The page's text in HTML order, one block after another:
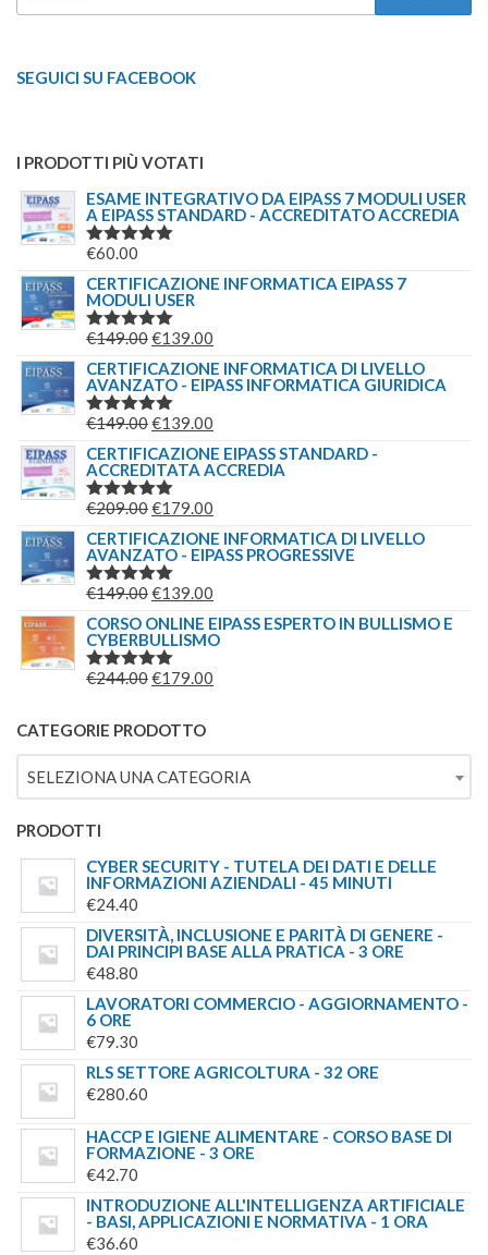
SEGUICI SU FACEBOOK
I PRODOTTI PIÙ VOTATI
ESAME INTEGRATIVO DA EIPASS 7 MODULI USER
A EIPASS STANDARD - ACCREDITATO ACCREDIA
VALUTATO
€60.00
CERTIFICAZIONE INFORMATICA EIPASS 7
MODULI USER
VALUTATO
€149.00IL
PREZZO
ORIGINALE
ERA:
€139.00
PREZZO
ATTUALE
CERTIFICAZIONE INFORMATICA DI LIVELLO
AVANZATO - EIPASS INFORMATICA GIURIDICA
VALUTATO
€149.00IL
PREZZO
ORIGINALE
ERA:
€139.00
PREZZO
ATTUALE
CERTIFICAZIONE EIPASS STANDARD -
ACCREDITATA ACCREDIA
VALUTATO
€209.00IL
PREZZO
ORIGINALE
ERA:
€179.00
PREZZO
ATTUALE
CERTIFICAZIONE INFORMATICA DI LIVELLO
AVANZATO - EIPASS PROGRESSIVE
VALUTATO
€149.00IL
PREZZO
ORIGINALE
ERA:
€139.00
PREZZO
ATTUALE
CORSO ONLINE EIPASS ESPERTO IN BULLISMO E
CYBERBULLISMO
VALUTATO
€244.00IL
ORIGINALE
ERA:
€244.00.
€179.00
È:
€179.00.
CATEGORIE PRODOTTO
SELEZIONA UNA CATEGORIA
PRODOTTI
CYBER SECURITY - TUTELA DEI DATI E DELLE
INFORMAZIONI AZIENDALI - 45 MINUTI
€24.40
DIVERSITÀ, INCLUSIONE E PARITÀ DI GENERE -
DAI PRINCIPI BASE ALLA PRATICA - 3 ORE
€48.80
LAVORATORI COMMERCIO - AGGIORNAMENTO -
6 ORE
€79.30
RLS SETTORE AGRICOLTURA - 32 ORE
€280.60
HACCP E IGIENE ALIMENTARE - CORSO BASE DI
FORMAZIONE - 3 ORE
€42.70
INTRODUZIONE ALL'INTELLIGENZA ARTIFICIALE
- BASI, APPLICAZIONI E NORMATIVA - 1 ORA
€36.60